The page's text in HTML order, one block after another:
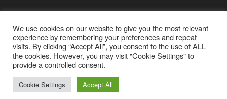
Cookie Policy
Datenschutz
Google Analytics und Cookie Dateien
© 2025Einfache Rezept
We use cookies on our website to give you the most relevant
experience by remembering your preferences and repeat
visits. By clicking “Accept All”, you consent to the use of ALL
the cookies. However, you may visit "Cookie Settings" to
provide a controlled consent.
Cookie Settings Accept All